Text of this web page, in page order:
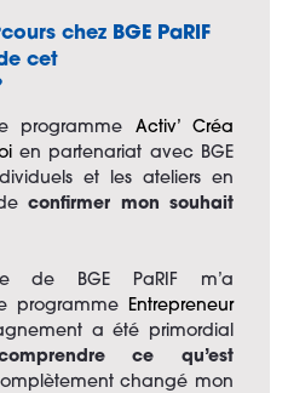
chez BGE PaRIF
cet
programme Activ’ Créa
en partenariat avec BGE
et les ateliers en
deconfirmer mon souhait
de BGE PaRIF m’a
programme Entrepreneur
a été primordial
ce qu’est
changé mon